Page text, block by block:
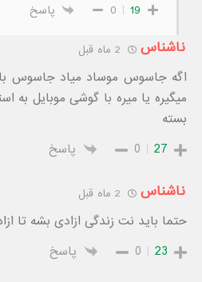
19
0 پاسخ
ناشناس
اگه جاسوس موساد میاد جاسوس با
میگیره یا میره با گوشی موبایل به
بسته
27
0 پاسخ
ناشناس
حتما باید نت زندگی ازادی بشه تا
23
0 پاسخ